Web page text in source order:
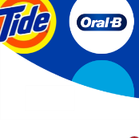
Skip
to
main